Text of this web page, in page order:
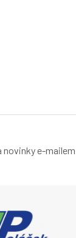
novinky e-mailem